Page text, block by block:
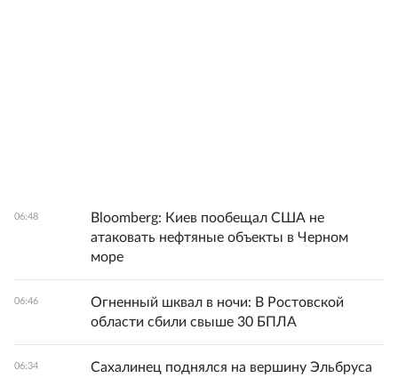
06:48
Bloomberg: Киев пообещал США не
атаковать нефтяные объекты в Черном
море
06:46
Огненный шквал в ночи: В Ростовской
области сбили свыше 30 БПЛА
06:34 Сахалинец поднялся на вершину Эльбруса